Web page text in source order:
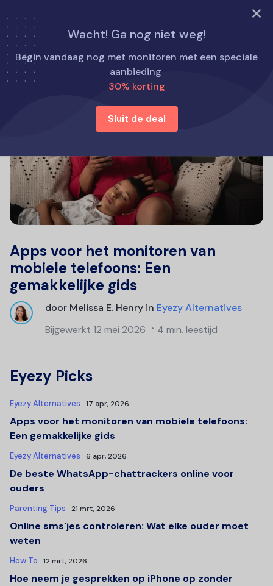
PROBEER NU
Wacht! Ga nog niet weg!
Begin vandaag nog met monitoren met een speciale
aanbieding
30% korting
Sluit de deal
Apps voor het monitoren van
mobiele telefoons: Een
gemakkelijke gids
door Melissa E. Henry in Eyezy Alternatives
Bijgewerkt 12 mei 2026 4 min. leestijd
Eyezy Picks
Eyezy Alternatives 17 apr, 2026
Apps voor het monitoren van mobiele telefoons:
Een gemakkelijke gids
Eyezy Alternatives 6 apr, 2026
De beste WhatsApp-chattrackers online voor
ouders
Parenting Tips 21 mrt, 2026
Online sms'jes controleren: Wat elke ouder moet
weten
How To 12 mrt, 2026
Hoe neem je gesprekken op iPhone op zonder